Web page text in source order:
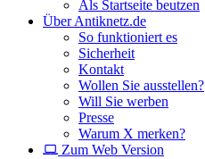
Als Startseite beutzen
Über Antiknetz.de
So funktioniert es
Sicherheit
Kontakt
Wollen Sie ausstellen?
Will Sie werben
Presse
Warum X merken?
Zum Web Version